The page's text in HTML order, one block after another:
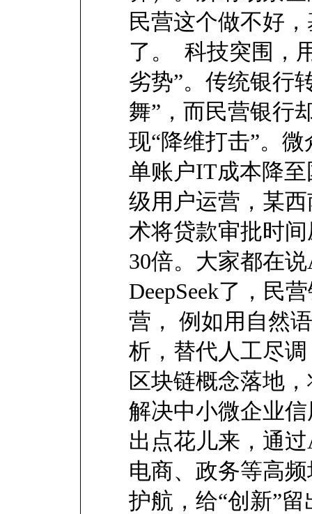
民营这个做不好
了。 科技突围，
劣势”。传统银行
舞”，而民营银行
现“降维打击”。
单账户IT成本降
级用户运营，某
术将贷款审批时
30倍。大家都在
DeepSeek了，民
营， 例如用自然
析，替代人工尽
区块链概念落地
解决中小微企业
出点花儿来，通
电商、政务等高
护航，给“创新”